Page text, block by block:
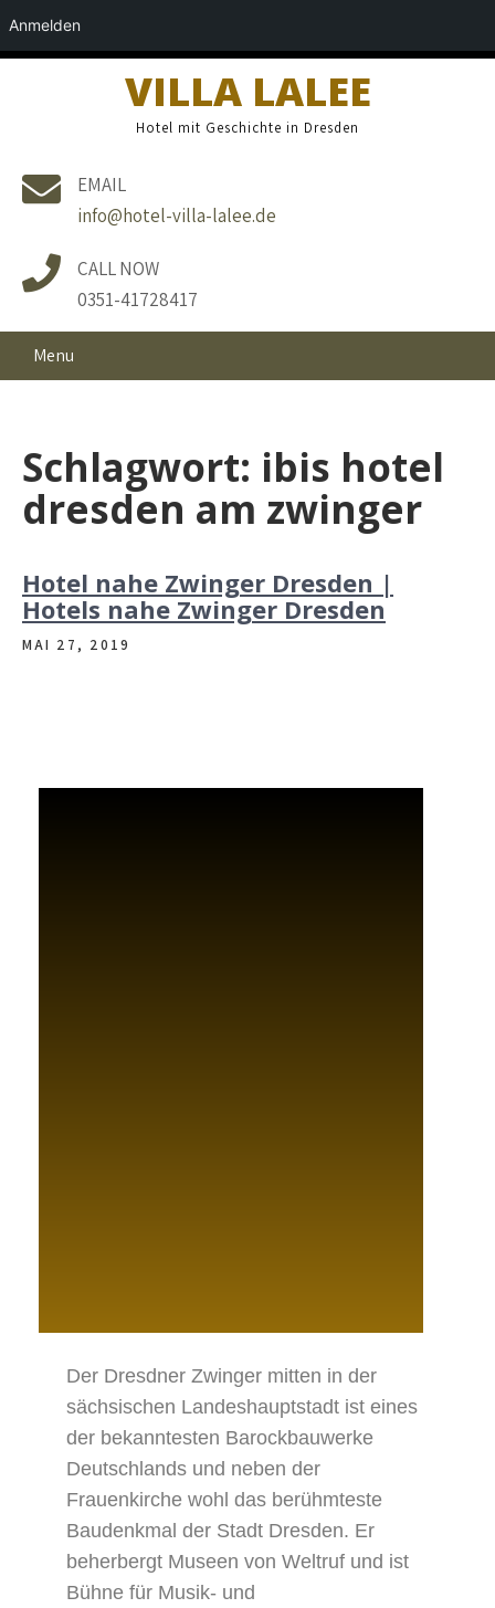
Anmelden
VILLA LALEE
Hotel mit Geschichte in Dresden
EMAIL
info@hotel-villa-lalee.de
CALL NOW
0351-41728417
Menu
Schlagwort: ibis hotel
dresden am zwinger
Hotel nahe Zwinger Dresden |
Hotels nahe Zwinger Dresden
MAI 27, 2019
Der Dresdner Zwinger mitten in der
sächsischen Landeshauptstadt ist eines
der bekanntesten Barockbauwerke
Deutschlands und neben der
Frauenkirche wohl das berühmteste
Baudenkmal der Stadt Dresden. Er
beherbergt Museen von Weltruf und ist
Bühne für Musik- und